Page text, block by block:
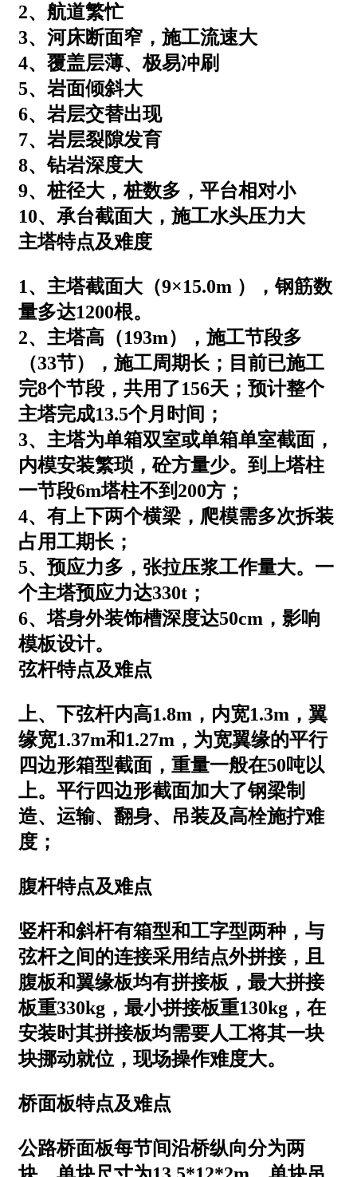
2、航道繁忙
3、河床断面窄，施工流速大
4、覆盖层薄、极易冲刷
5、岩面倾斜大
6、岩层交替出现
7、岩层裂隙发育
8、钻岩深度大
9、桩径大，桩数多，平台相对小
10、承台截面大，施工水头压力大
主塔特点及难度
1、主塔截面大（9×15.0m ），钢筋数
量多达1200根。
2、主塔高（193m），施工节段多
（33节），施工周期长；目前已施工
完8个节段，共用了156天；预计整个
主塔完成13.5个月时间；
3、主塔为单箱双室或单箱单室截面，
内模安装繁琐，砼方量少。到上塔柱
一节段6m塔柱不到200方；
4、有上下两个横梁，爬模需多次拆装
占用工期长；
5、预应力多，张拉压浆工作量大。一
个主塔预应力达330t；
6、塔身外装饰槽深度达50cm，影响
模板设计。
弦杆特点及难点
上、下弦杆内高1.8m，内宽1.3m，翼
缘宽1.37m和1.27m，为宽翼缘的平行
四边形箱型截面，重量一般在50吨以
上。平行四边形截面加大了钢梁制
造、运输、翻身、吊装及高栓施拧难
度；
腹杆特点及难点
竖杆和斜杆有箱型和工字型两种，与
弦杆之间的连接采用结点外拼接，且
腹板和翼缘板均有拼接板，最大拼接
板重330kg，最小拼接板重130kg，在
安装时其拼接板均需要人工将其一块
块挪动就位，现场操作难度大。
桥面板特点及难点
公路桥面板每节间沿桥纵向分为两